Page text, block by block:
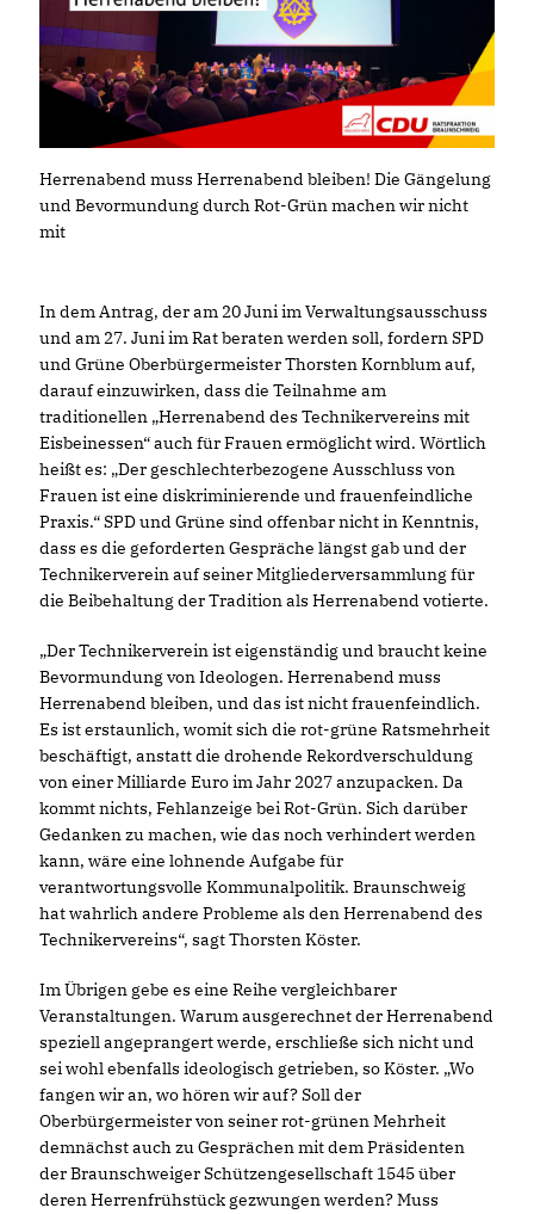
Herrenabend muss Herrenabend bleiben! Die Gängelung
und Bevormundung durch Rot-Grün machen wir nicht
mit
In dem Antrag, der am 20 Juni im Verwaltungsausschuss
und am 27. Juni im Rat beraten werden soll, fordern SPD
und Grüne Oberbürgermeister Thorsten Kornblum auf,
darauf einzuwirken, dass die Teilnahme am
traditionellen „Herrenabend des Technikervereins mit
Eisbeinessen“ auch für Frauen ermöglicht wird. Wörtlich
heißt es: „Der geschlechterbezogene Ausschluss von
Frauen ist eine diskriminierende und frauenfeindliche
Praxis.“ SPD und Grüne sind offenbar nicht in Kenntnis,
dass es die geforderten Gespräche längst gab und der
Technikerverein auf seiner Mitgliederversammlung für
die Beibehaltung der Tradition als Herrenabend votierte.
Der Technikerverein ist eigenständig und braucht keine
Bevormundung von Ideologen. Herrenabend muss
Herrenabend bleiben, und das ist nicht frauenfeindlich.
Es ist erstaunlich, womit sich die rot-grüne Ratsmehrheit
beschäftigt, anstatt die drohende Rekordverschuldung
von einer Milliarde Euro im Jahr 2027 anzupacken. Da
kommt nichts, Fehlanzeige bei Rot-Grün. Sich darüber
Gedanken zu machen, wie das noch verhindert werden
kann, wäre eine lohnende Aufgabe für
verantwortungsvolle Kommunalpolitik. Braunschweig
hat wahrlich andere Probleme als den Herrenabend des
Technikervereins“, sagt Thorsten Köster.
Im Übrigen gebe es eine Reihe vergleichbarer
Veranstaltungen. Warum ausgerechnet der Herrenabend
speziell angeprangert werde, erschließe sich nicht und
sei wohl ebenfalls ideologisch getrieben, so Köster. „Wo
fangen wir an, wo hören wir auf? Soll der
Oberbürgermeister von seiner rot-grünen Mehrheit
demnächst auch zu Gesprächen mit dem Präsidenten
der Braunschweiger Schützengesellschaft 1545 über
deren Herrenfrühstück gezwungen werden? Muss